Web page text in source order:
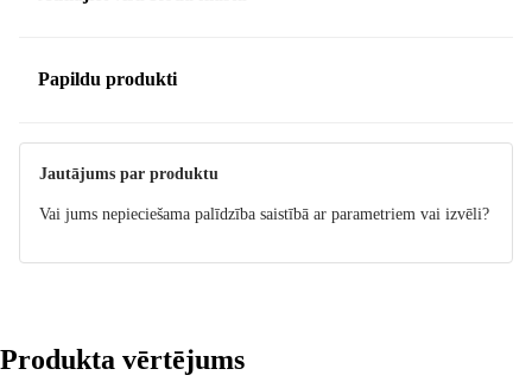
Papildu produkti
Jautājums par produktu
Vai jums nepieciešama palīdzība saistībā ar parametriem vai izvēli?
Produkta vērtējums